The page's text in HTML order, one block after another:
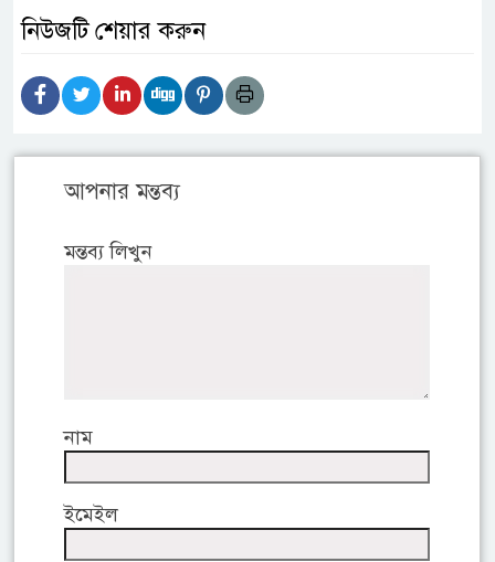
নিউজটি শেয়ার করুন
আপনার মন্তব্য
মন্তব্য লিখুন
নাম
ইমেইল